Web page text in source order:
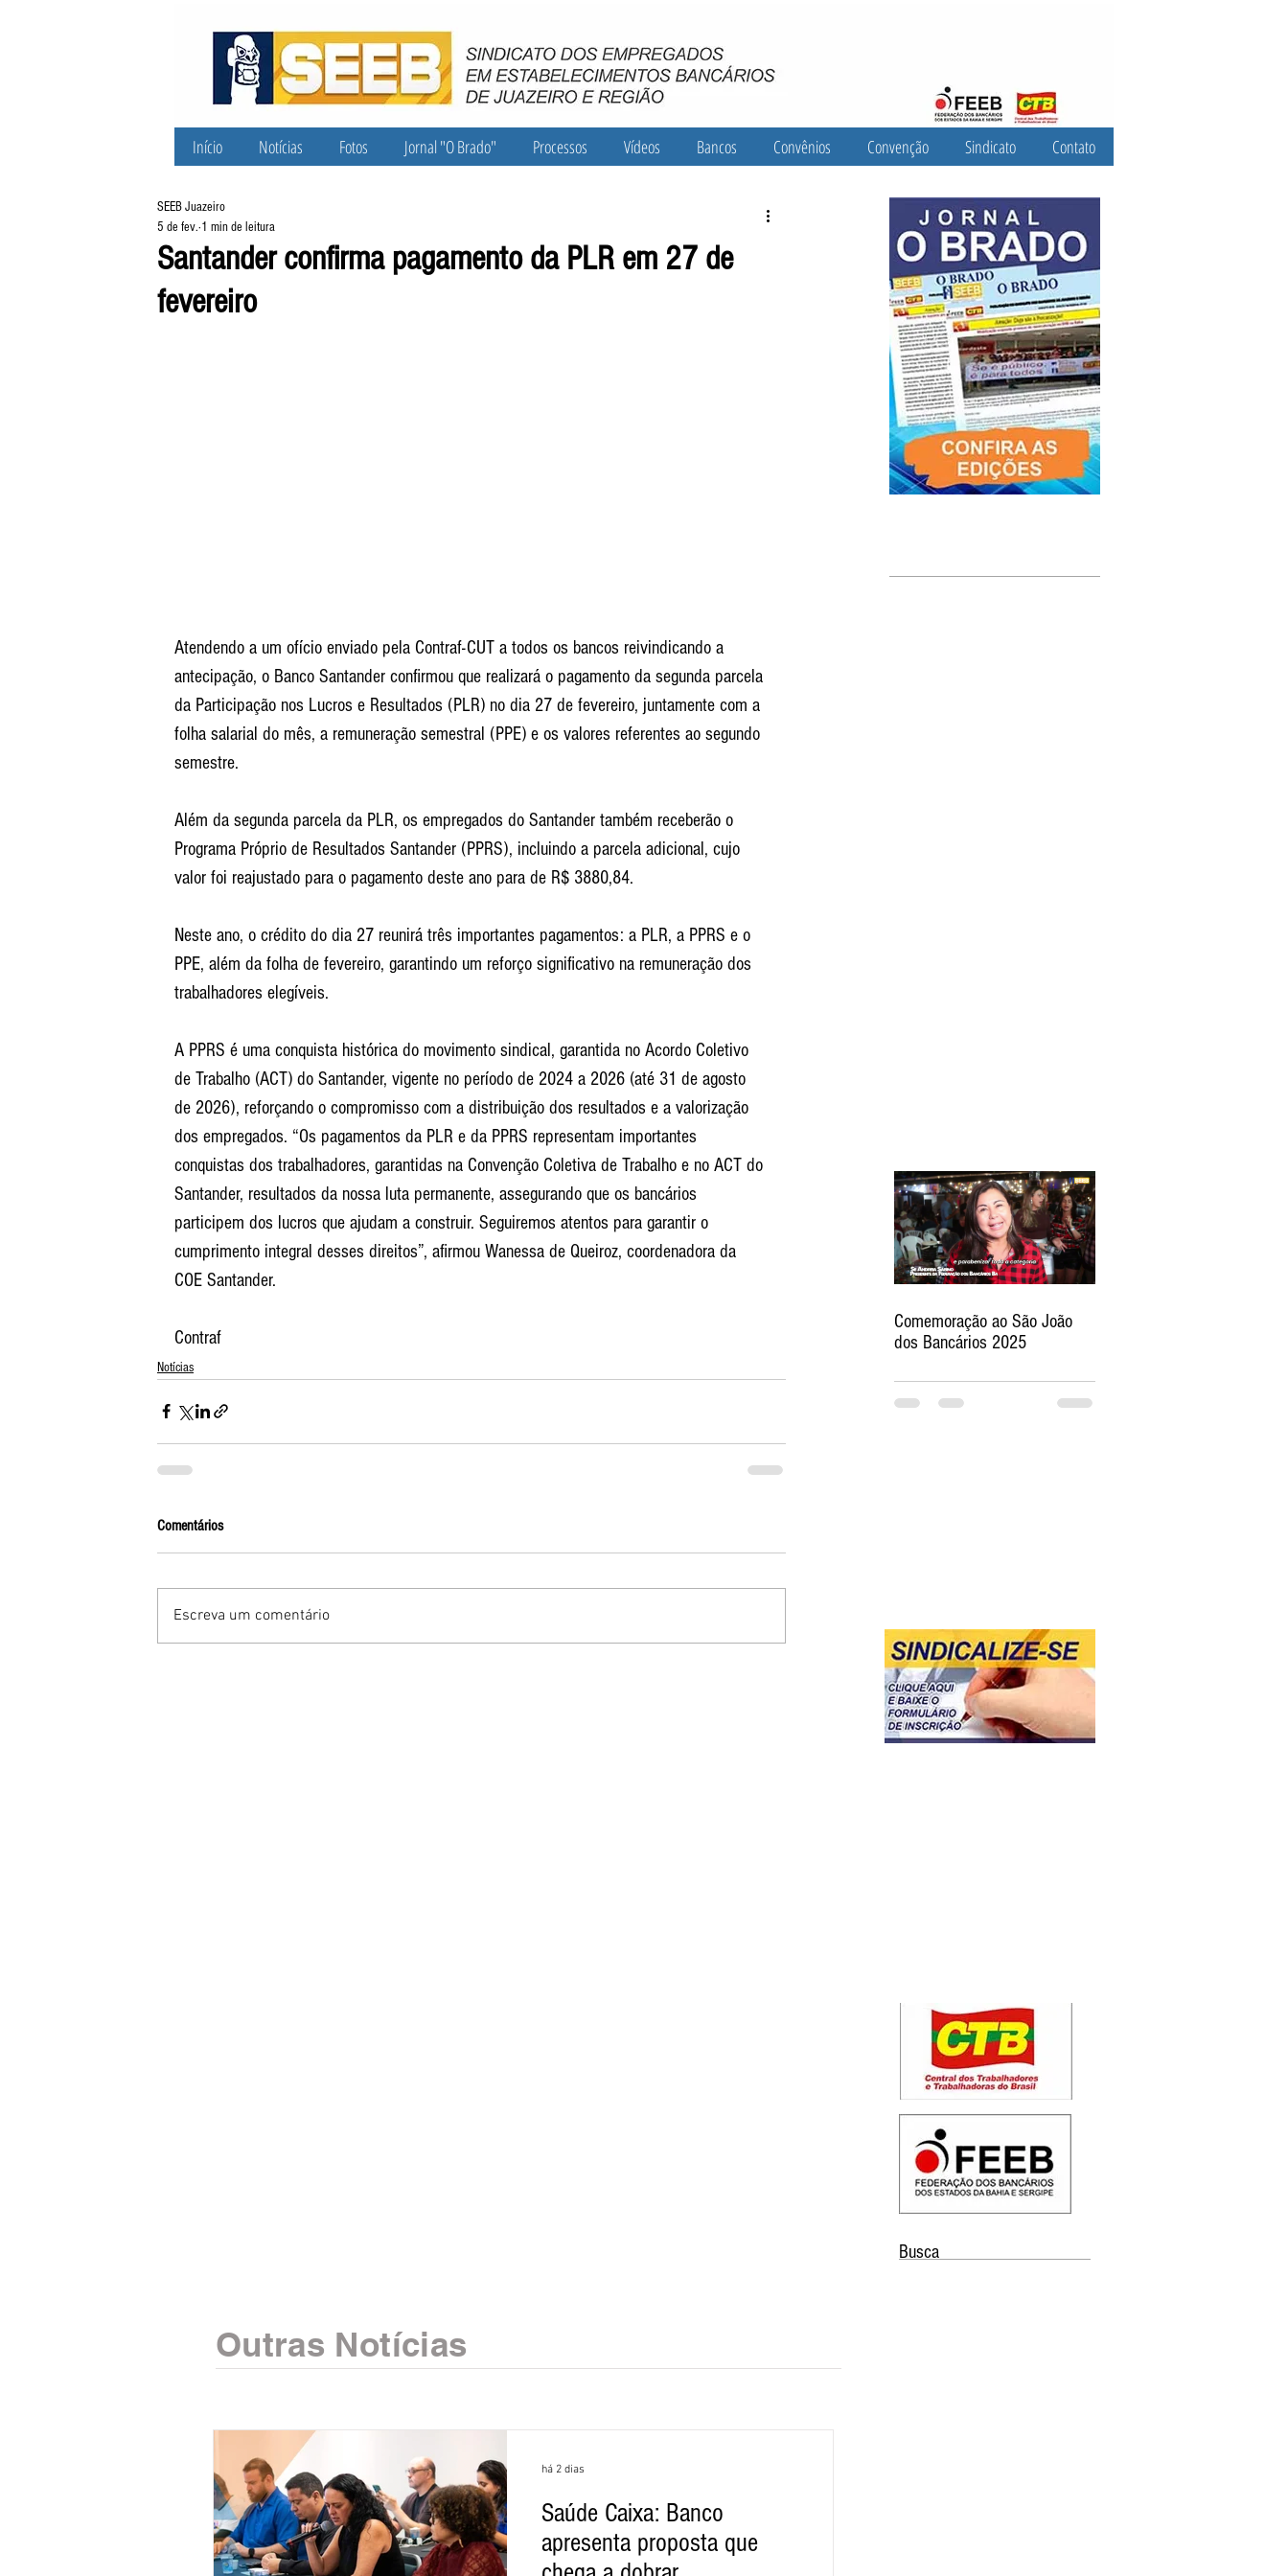
Início Notícias Fotos Jornal "O Brado" Processos Vídeos Bancos Convênios Convenção Sindicato Contato
Santander confirma pagamento da PLR em 27 de
fevereiro
SEEB Juazeiro
5 de fev. 1 min de leitura
Atendendo a um ofício enviado pela Contraf-CUT a todos os bancos reivindicando a
antecipação, o Banco Santander confirmou que realizará o pagamento da segunda parcela
da Participação nos Lucros e Resultados (PLR) no dia 27 de fevereiro, juntamente com a
folha salarial do mês, a remuneração semestral (PPE) e os valores referentes ao segundo
semestre.
Além da segunda parcela da PLR, os empregados do Santander também receberão o
Programa Próprio de Resultados Santander (PPRS), incluindo a parcela adicional, cujo
valor foi reajustado para o pagamento deste ano para de R$ 3880,84.
Neste ano, o crédito do dia 27 reunirá três importantes pagamentos: a PLR, a PPRS e o
PPE, além da folha de fevereiro, garantindo um reforço significativo na remuneração dos
trabalhadores elegíveis.
A PPRS é uma conquista histórica do movimento sindical, garantida no Acordo Coletivo
de Trabalho (ACT) do Santander, vigente no período de 2024 a 2026 (até 31 de agosto
de 2026), reforçando o compromisso com a distribuição dos resultados e a valorização
dos empregados. “Os pagamentos da PLR e da PPRS representam importantes
conquistas dos trabalhadores, garantidas na Convenção Coletiva de Trabalho e no ACT do
Santander, resultados da nossa luta permanente, assegurando que os bancários
participem dos lucros que ajudam a construir. Seguiremos atentos para garantir o
cumprimento integral desses direitos”, afirmou Wanessa de Queiroz, coordenadora da
COE Santander.
Contraf
Notícias
Comentários
Escreva um comentário
Comemoração ao São João
dos Bancários 2025
Busca
Outras Notícias
Saúde Caixa: Banco
apresenta proposta que
há 2 dias